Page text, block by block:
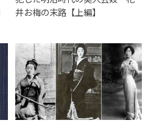
井お梅の末路【上編】